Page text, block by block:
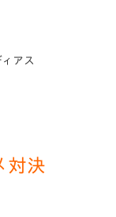
アス
対決